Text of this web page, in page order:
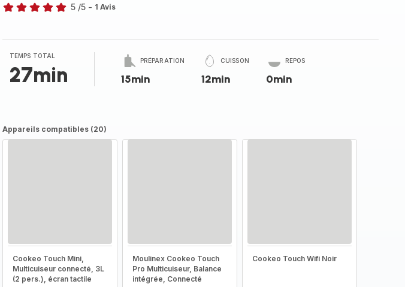
étoiles
(moyenne)
5 /5 - 1 Avis
TEMPS TOTAL
27min
PRÉPARATION
15min
CUISSON
12min
REPOS
0min
Appareils compatibles (20)
Cookeo Touch Mini,
Multicuiseur connecté, 3L
(2 pers.), écran tactile
Moulinex Cookeo Touch
Pro Multicuiseur, Balance
intégrée, Connecté
Cookeo Touch Wifi Noir